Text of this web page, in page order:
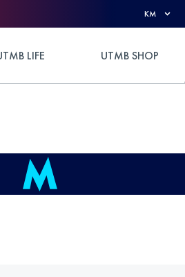
KM
LIFE UTMB SHOP